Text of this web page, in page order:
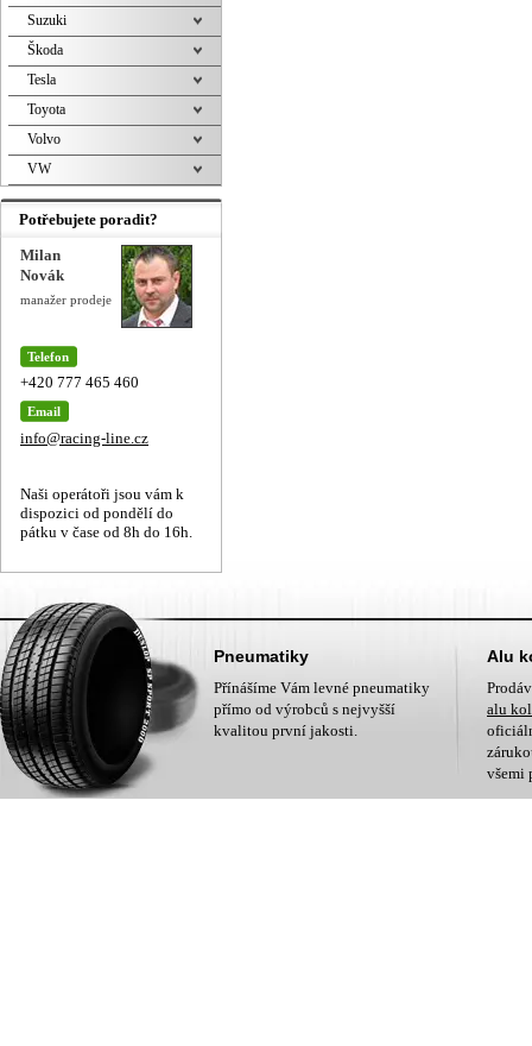
Suzuki
Škoda
Tesla
Toyota
Volvo
VW
Potřebujete poradit?
Milan
Novák
manažer prodeje
Telefon
+420 777 465 460
Email
info@racing-line.cz
Naši operátoři jsou vám k
dispozici od pondělí do
pátku v čase od 8h do 16h.
Pneumatiky
Přínášíme Vám levné pneumatiky
přímo od výrobců s nejvyšší
kvalitou první jakosti.
Alu
alu
všemi